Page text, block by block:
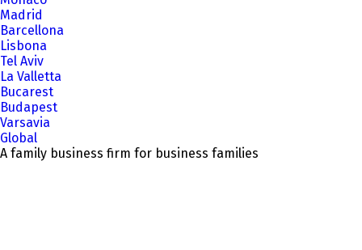
Madrid
Barcellona
Lisbona
Tel Aviv
La Valletta
Bucarest
Budapest
Varsavia
Global
A family business firm for business families